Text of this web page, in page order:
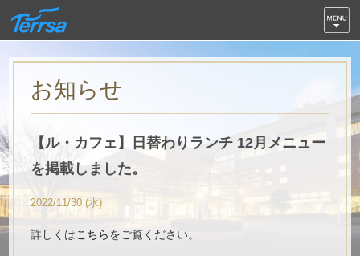
お知らせ
【ル・カフェ】日替わりランチ 12月メニュー
を掲載しました。
2022/11/30 (水)
詳しくはこちらをご覧ください。